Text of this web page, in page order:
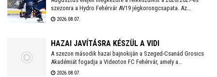
szezonra a Hydro Fehérvár AV19 jégkorongcsapata. Az
edzéseken részt vesz a FEHA19 hat fiatalja is, akik közül a
2026.08.07.
HAZAI JAVÍTÁSRA KÉSZÜL A VIDI
A szezon második hazai bajnokiján a Szeged-Csanád Grosics
Akadémiát fogadja a Videoton FC Fehérvár, amely a
Kazincbarcika elleni vereséget követően szeretne ismét
2026.08.07.